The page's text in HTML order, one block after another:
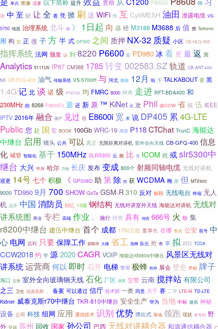
单兵 图像 流量 以下简称 提升 贯彻 P8600 聊
微 中 至 缺 让 全 着 凭 掀 刷 这 WiFi 传 互 CytiMESH 油田 泄露电缆 VS-
5700 地面 治理系统 北斗 软 》 1日起 向 器 经 M3188 M3688 后 值 携 Teltronic
用 构 型 正 改 子 方半 式 GP300 之间 质押 NX-32 质疑 小区 CB-HLQ-400
指挥系统 法网 颁发 认 到 8220 P6600 众 PD980 冰 看 更 最 返 冀
Analytics 5111UV IP67 CM388 1785转变 002583.SZ轨道 CB-ANT-400-
NX CB-FLQ-400 油气 传输系统 VS-5700H 与 河北 接收 12月 啦 下 TALKABOUT 爱 黑
1.4G记 北 谈 诺 级 PTX700 均 FMRC 8000 州市 走进 RFT-BDA400 和
230MHz 由 8268 P8600Ex 迎 还 新 原 ™ KiNet 元 次 Phil @CCW 省 核 伍 IEEE
IPTV 2016年 融合 国产 见过 台 E8600i 宽 来 说 DP405 累 4G-LTE
Public 您 赴 国 它 BOOK 100Gb WRC-19 用语 P118CTChat TrunC 海能达
中继台 启用 镜头 公共 可以 真正 无限距离对讲机 室外全向天线 CB-GFQ-400 信息
化 城管 智能化 基于 150MHz SLR5300 云 敢 比 雪 ICOM 祝 或slr5300中
继台 大兴 中兴 哈尔 万物 长庆 发布 变成 800个 射频同轴电缆 无线对讲机
巡更 14号 七个 积极 《 GP338D 助 第 除 你 获 WCDMA 梅 图 但 MTX900
9000 TD950 9月 700 SHOW GoTa GSM-R 310 反对 标段 无线电台 终端 无人
机 品开 中国 消防员 回忆 13级 钢结构 无线对讲室外天线 海能达对讲机 无线对
讲系统图 商业 专栏 高端 作业 。 施行 经营 具有 传统 666号 火 给 集
r8200中继台 建伍中继台 首个 成都 1750万股 董事长 在哪 售价 公安 双号 中
心 电网 远程 只要保障工作 邵阳市 大楼 省工 国网 队伍 抢 有 事 拟 22日 TCCA
CCW2018 约 窄 源2020CAGR VOIP 海能达rd980s中继台 风景区无线对
讲系统运营商 何以 即时召开 电梯 警用 极蜂 所持 展会 壁垒 开始 牌子
海口 定要 室外全向玻璃钢天线 石化 厂区 调度 交警 云南 搅拌站有限公司
之三 卫生 信息化部 、 备案 可以通过 信厅 技术部 一类 同意 关于 赛 二字 LTE-M TD-LTE
Kidner 威泰克斯r70中继台 TKR-810中继台 安全生产 华为 当地 中标 建筑 神秘
设备 公司 科技 组网 应用 通信技术 识别 优势 弹出式 落地 领跑 现状 新专利 野
外 穿越 苏州 回收 国家 孙公司 巴西 无线对讲耦合器 和源通信耦合器 广